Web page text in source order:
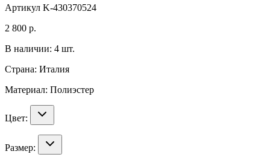
Артикул K-430370524
2 800 р.
В наличии: 4 шт.
Страна: Италия
Материал: Полиэстер
Цвет:
Размер: